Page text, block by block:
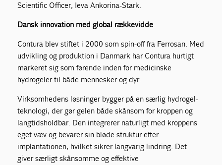
Scientific Officer, Ieva Ankorina-Stark.
Dansk innovation med global rækkevidde
Contura blev stiftet i 2000 som spin-off fra Ferrosan. Med
udvikling og produktion i Danmark har Contura hurtigt
markeret sig som førende inden for medicinske
hydrogeler til både mennesker og dyr.
Virksomhedens løsninger bygger på en særlig hydrogel-
teknologi, der gør gelen både skånsom for kroppen og
langtidsholdbar. Den integrerer naturligt med kroppens
eget væv og bevarer sin bløde struktur efter
implantationen, hvilket sikrer langvarig lindring. Det
giver særligt skånsomme og effektive